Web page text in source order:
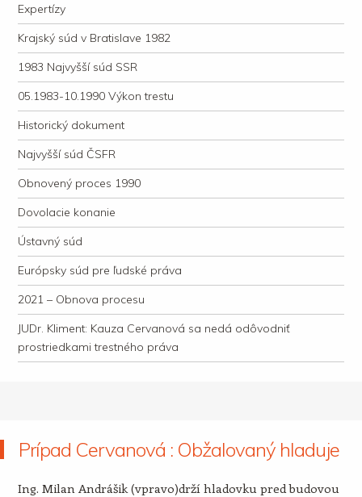
Expertízy
Krajský súd v Bratislave 1982
1983 Najvyšší súd SSR
05.1983-10.1990 Výkon trestu
Historický dokument
Najvyšší súd ČSFR
Obnovený proces 1990
Dovolacie konanie
Ústavný súd
Európsky súd pre ľudské práva
2021 – Obnova procesu
JUDr. Kliment: Kauza Cervanová sa nedá odôvodniť
prostriedkami trestného práva
Prípad Cervanová : Obžalovaný hladuje
Ing. Milan Andrášik (vpravo)drží hladovku pred budovou